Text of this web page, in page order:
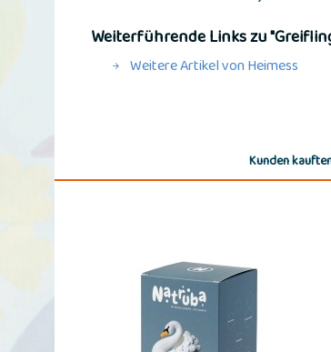
Weiterführende Links zu
Weitere Artikel von Heimess
Kunden